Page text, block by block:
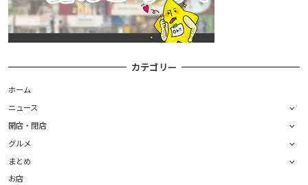
カテゴリー
ホーム
ニュース
開店・閉店
グルメ
まとめ
お店